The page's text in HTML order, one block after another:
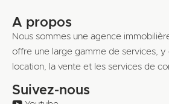
A propos
Nous sommes une agence
offre une large gamme de services, y
location, la vente et les services de
Suivez-nous